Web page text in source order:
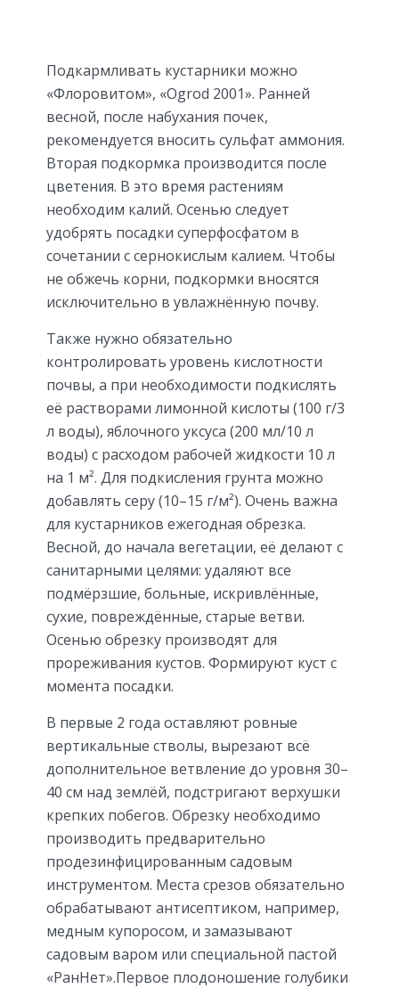
Подкармливать кустарники можно
«Флоровитом», «Ogrod 2001». Ранней
весной, после набухания почек,
рекомендуется вносить сульфат аммония.
Вторая подкормка производится после
цветения. В это время растениям
необходим калий. Осенью следует
удобрять посадки суперфосфатом в
сочетании с сернокислым калием. Чтобы
не обжечь корни, подкормки вносятся
исключительно в увлажнённую почву.
Также нужно обязательно
контролировать уровень кислотности
почвы, а при необходимости подкислять
её растворами лимонной кислоты (100 г/3
л воды), яблочного уксуса (200 мл/10 л
воды) с расходом рабочей жидкости 10 л
на 1 м². Для подкисления грунта можно
добавлять серу (10–15 г/м²). Очень важна
для кустарников ежегодная обрезка.
Весной, до начала вегетации, её делают с
санитарными целями: удаляют все
подмёрзшие, больные, искривлённые,
сухие, повреждённые, старые ветви.
Осенью обрезку производят для
прореживания кустов. Формируют куст с
момента посадки.
В первые 2 года оставляют ровные
вертикальные стволы, вырезают всё
дополнительное ветвление до уровня 30–
40 см над землёй, подстригают верхушки
крепких побегов. Обрезку необходимо
производить предварительно
продезинфицированным садовым
инструментом. Места срезов обязательно
обрабатывают антисептиком, например,
медным купоросом, и замазывают
садовым варом или специальной пастой
«РанНет».Первое плодоношение голубики